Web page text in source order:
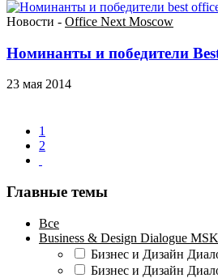
Новости - Office Next Moscow
Номинанты и победители
23 мая 2014
1
2
Главные темы
Все
Business & Design Dialogue MSK
Бизнес и Дизайн
Бизнес и Дизайн